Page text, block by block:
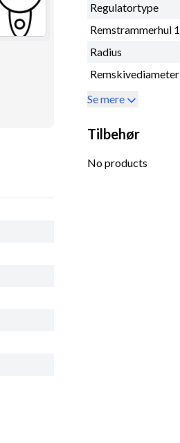
Regulatortype
Remstrammerhul 1
Radius
Remskivediameter
Se mere
Tilbehør
No products